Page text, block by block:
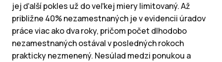
jej ďalší pokles už do veľkej miery limitovaný. Až
približne 40% nezamestnaných je v evidencii úradov
práce viac ako dva roky, pričom počet dlhodobo
nezamestnaných ostával v posledných rokoch
prakticky nezmenený. Nesúlad medzi ponukou a